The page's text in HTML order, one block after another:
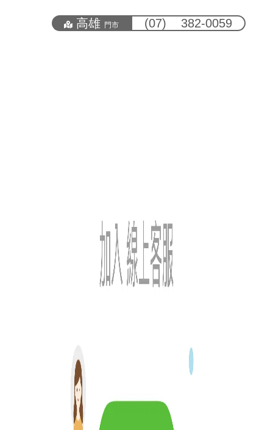
高雄 門市 (07) 382-0059